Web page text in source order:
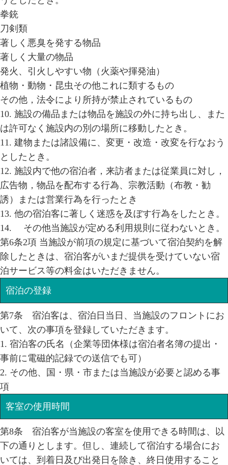
拳銃
刀剣類
著しく悪臭を発する物品
著しく大量の物品
発火、引火しやすい物（火薬や揮発油）
植物・動物・昆虫その他これに類するもの
その他，法令により所持が禁止されているもの
10. 施設の備品または物品を施設の外に持ち出し、また
は許可なく施設内の別の場所に移動したとき。
11. 建物または諸設備に、変更・改造・改変を行なおう
としたとき。
12. 施設内で他の宿泊者，来訪者または従業員に対し，
広告物，物品を配布する行為、宗教活動（布教・勧
誘）または営業行為を行ったとき
13. 他の宿泊客に著しく迷惑を及ぼす行為をしたとき。
14. その他当施設が定める利用規則に従わないとき。
第6条2項 当施設が前項の規定に基づいて宿泊契約を解
除したときは、宿泊客がいまだ提供を受けていない宿
泊サービス等の料金はいただきません。
宿泊の登録
第7条 宿泊客は、宿泊日当日、当施設のフロントにお
いて、次の事項を登録していただきます。
1. 宿泊客の氏名（企業等団体様は宿泊者名簿の提出・
事前に電磁的記録での送信でも可）
2. その他、国・県・市または当施設が必要と認める事
項
客室の使用時間
第8条 宿泊客が当施設の客室を使用できる時間は、以
下の通りとします。但し、連続して宿泊する場合にお
いては、到着日及び出発日を除き、終日使用すること